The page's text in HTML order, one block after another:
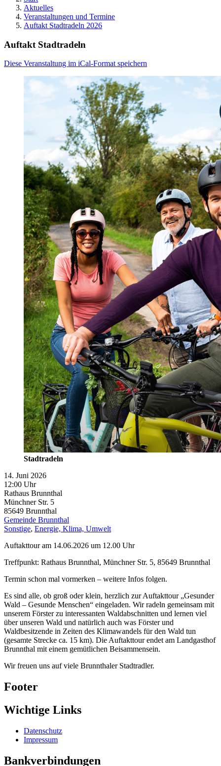
Aktuelles
Veranstaltungen und Termine
Auftakt Stadtradeln 2026
Auftakt Stadtradeln
Diese Veranstaltung im iCal-Format speichern
Stadtradeln
14. Juni 2026
12:00 Uhr
Rathaus Brunnthal
Münchner Str. 5
85649 Brunnthal
Gemeinde Brunnthal
Sonstige, Energie, Klima, Umwelt
Auftakttour am 14.06.2026 um 12.00 Uhr
Treffpunkt: Rathaus Brunnthal, Münchner Str. 5, 85649 Brunnthal
Termin schon mal vormerken – weitere Infos folgen.
Es sind alle, ob groß oder klein, herzlich zur Auftakttour „Gesunder
Wald – Gesunde Menschen“ eingeladen. Wir radeln gemeinsam mit
unserem Förster zu interessanten Waldabschnitten und lernen viel
über unseren Wald und natürlich auch was Förster und
Waldbesitzende in Zeiten des Klimawandels für den Wald tun
(gesamte Strecke ca. 15 km). Die Auftakttour endet am Landgasthof
Brunnthal mit einem gemütlichen Beisammensein.
Wir freuen uns auf viele Brunnthaler Stadtradler.
Footer
Wichtige Links
Datenschutz
Impressum
Bankverbindungen